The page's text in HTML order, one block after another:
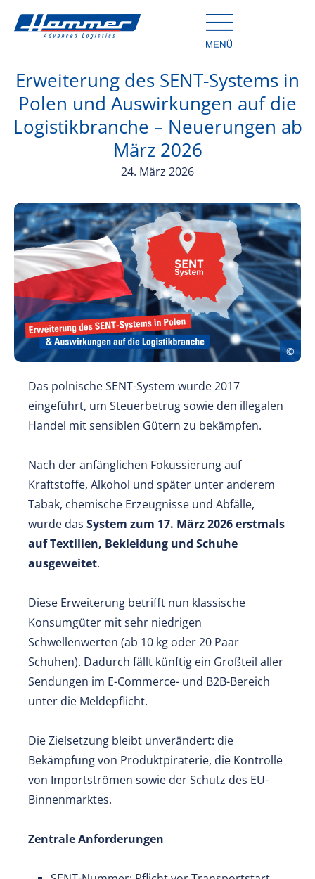
Erweiterung des SENT-Systems in
Polen und Auswirkungen auf die
Logistikbranche – Neuerungen ab
März 2026
24. März 2026
Das polnische SENT-System wurde 2017
eingeführt, um Steuerbetrug sowie den illegalen
Handel mit sensiblen Gütern zu bekämpfen.
Nach der anfänglichen Fokussierung auf
Kraftstoffe, Alkohol und später unter anderem
Tabak, chemische Erzeugnisse und Abfälle,
wurde das System zum 17. März 2026 erstmals
auf Textilien, Bekleidung und Schuhe
ausgeweitet.
Diese Erweiterung betrifft nun klassische
Konsumgüter mit sehr niedrigen
Schwellenwerten (ab 10 kg oder 20 Paar
Schuhen). Dadurch fällt künftig ein Großteil aller
Sendungen im E-Commerce- und B2B-Bereich
unter die Meldepflicht.
Die Zielsetzung bleibt unverändert: die
Bekämpfung von Produktpiraterie, die Kontrolle
von Importströmen sowie der Schutz des EU-
Binnenmarktes.
Zentrale Anforderungen